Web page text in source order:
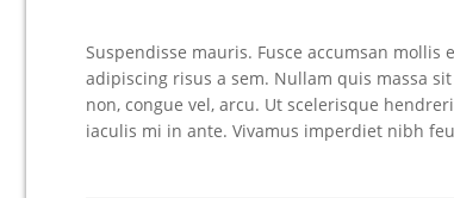
Suspendisse mauris. Fusce accumsan
adipiscing risus a sem. Nullam quis massa
non, congue vel, arcu. Ut scelerisque
iaculis mi in ante. Vivamus imperdiet nibh